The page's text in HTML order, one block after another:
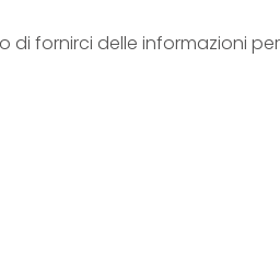
di fornirci delle informazioni